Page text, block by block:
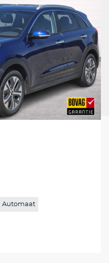
Automaat